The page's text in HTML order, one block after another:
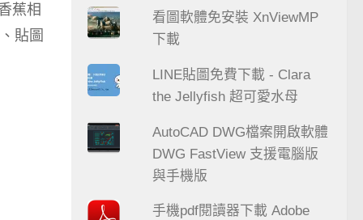
蕉相
貼圖
看圖軟體免安裝 XnViewMP
下載
LINE貼圖免費下載 - Clara
the Jellyfish 超可愛水母
AutoCAD DWG檔案開啟軟體
DWG FastView 支援電腦版
與手機版
手機pdf閱讀器下載 Adobe